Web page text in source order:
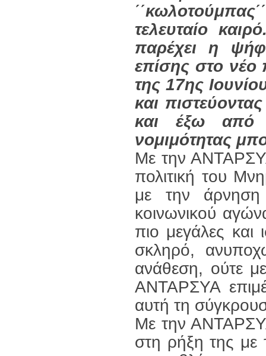
τελευταίο
παρέχει η
επίσης στο νέο
της 17ης
και
και έξω από
νομιμότητας
Με την
πολιτική του
με την άρνηση
κοινωνικού
πιο μεγάλες και
σκληρό,
ανάθεση, ούτε
ΑΝΤΑΡΣΥΑ
αυτή τη
Με την ΑΝΤΑΡΣΥΑ
στη ρήξη της με